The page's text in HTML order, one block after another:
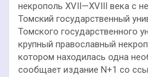
некрополь XVII—XVIII века с
Томский государственный
Томского государственного
крупный православный
котором находилась одна
сообщает издание N+1 со